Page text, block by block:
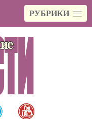
РУБРИКИ